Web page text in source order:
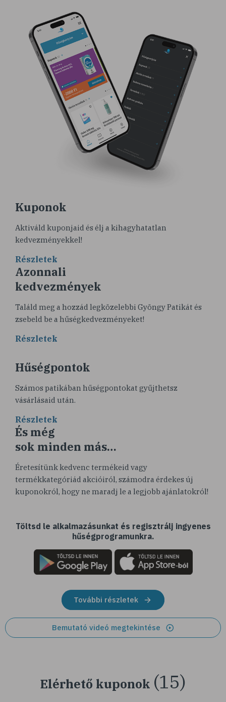
Kuponok
Aktiváld kuponjaid és élj a kihagyhatatlan
kedvezményekkel!
Részletek
Azonnali
kedvezmények
Találd meg a hozzád legközelebbi Gyöngy Patikát és
zsebeld be a hűségkedvezményeket!
Részletek
Hűségpontok
Számos patikában hűségpontokat gyűjthetsz
vásárlásaid után.
Részletek
És még
sok minden más…
Éretesítünk kedvenc termékeid vagy
termékkategóriád akcióiról, számodra érdekes új
kuponokról, hogy ne maradj le a legjobb ajánlatokról!
Töltsd le alkalmazásunkat és regisztrálj ingyenes
hűségprogramunkra.
További részletek
Bemutató videó megtekintése
Elérhető kuponok (15)